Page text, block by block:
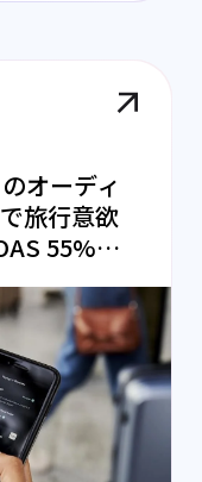
オーディ
旅行意欲
55%向